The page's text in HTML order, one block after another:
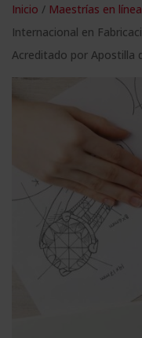
Inicio / Maestrías en línea
Internacional en
Acreditado por Apostilla